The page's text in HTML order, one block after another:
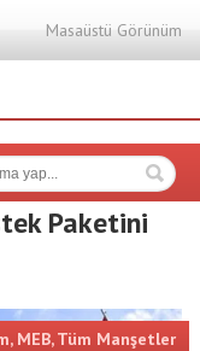
Masaüstü Görünüm
Paketini
, MEB,Tüm Manşetler